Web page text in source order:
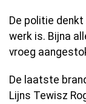
De politie
werk is. Bijna
vroeg
De laatste
Lijns Tewisz